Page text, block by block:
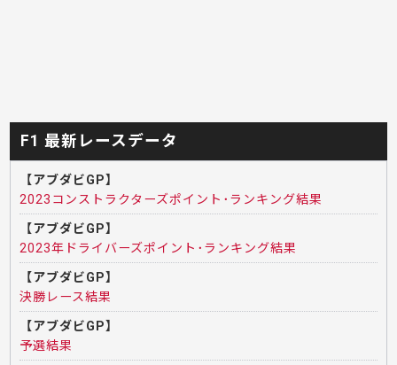
F1 最新レースデータ
【アブダビGP】
2023コンストラクターズポイント･ランキング結果
【アブダビGP】
2023年ドライバーズポイント･ランキング結果
【アブダビGP】
決勝レース結果
【アブダビGP】
予選結果